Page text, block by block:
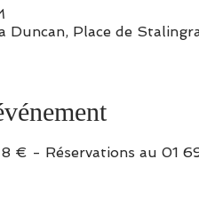
Duncan, Place de
€ - Réservations au 01 69